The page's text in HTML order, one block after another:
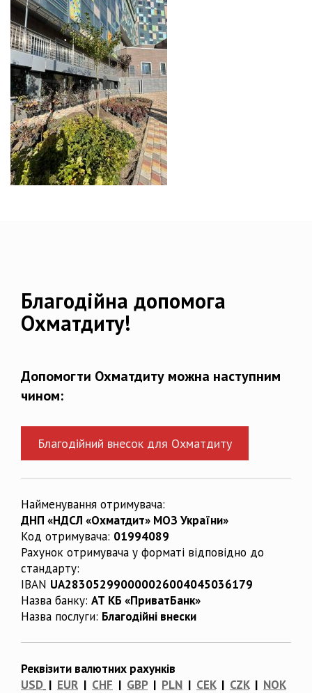
Благодійна допомога
Охматдиту!
Допомогти Охматдиту можна наступним
чином:
Благодійний внесок для Охматдиту
Найменування отримувача:
ДНП «НДСЛ «Охматдит» МОЗ України»
Код отримувача: 01994089
Рахунок отримувача у форматі відповідно до
стандарту:
IBAN UA283052990000026004045036179
Назва банку: АТ КБ «ПриватБанк»
Назва послуги: Благодійні внески
Реквізити валютних рахунків
USD | EUR | CHF | GBP| PLN | CEK| CZK| NOK